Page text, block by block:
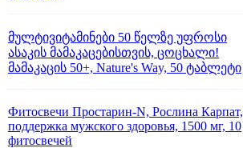
მულტივიტამინები 50 წელზე უფროსი
ასაკის მამაკაცებისთვის, ცოცხალი!
მამაკაცის 50+, Nature's Way, 50 ტაბლეტი
Фитосвечи Простарин-N, Рослина Карпат,
поддержка мужского здоровья, 1500 мг, 10
фитосвечей